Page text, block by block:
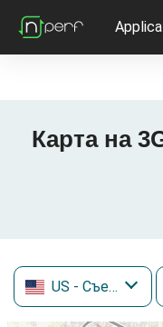
Карта на
US - Съединени щати